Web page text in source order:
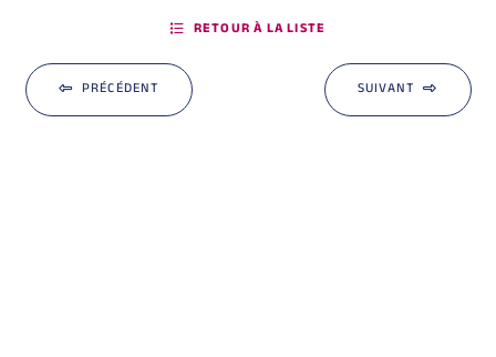
PRÉCÉDENT
RETOUR À LA LISTE
SUIVANT